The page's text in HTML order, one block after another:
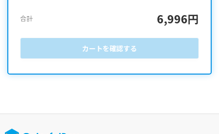
合計 6,996円
カートを確認する